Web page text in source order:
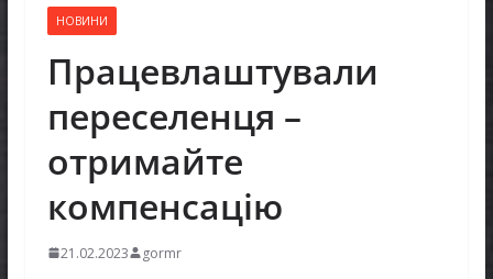
НОВИНИ
Працевлаштували
переселенця –
отримайте
компенсацію
21.02.2023 gormr